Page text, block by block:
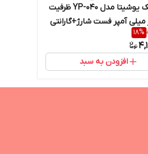
پاور بانک یوشیتا مدل YP-040 ظرفیت
میلی آمپر فست شارژ+گارانتی
سال
18%
افزودن به سبد